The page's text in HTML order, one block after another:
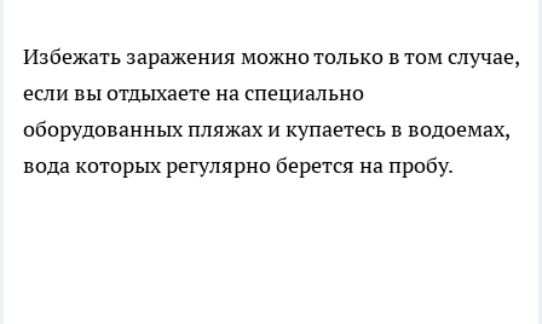
Избежать заражения можно только в том случае,
если вы отдыхаете на специально
оборудованных пляжах и купаетесь в водоемах,
вода которых регулярно берется на пробу.